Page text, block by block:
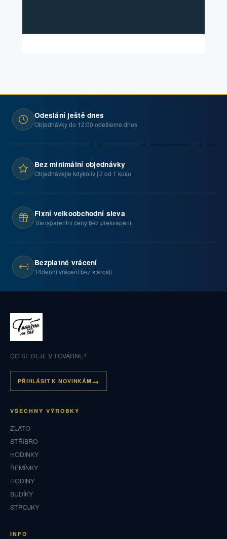
Odeslání ještě dnes
Objednávky do 12:00 odešleme dnes
Bez minimální objednávky
Objednávejte kdykoliv již od 1 kusu
Fixní velkoobchodní sleva
Transparentní ceny bez překvapení
Bezplatné vrácení
14denní vrácení bez starostí
CO SE DĚJE V TOVÁRNĚ?
PŘIHLÁSIT K NOVINKÁM
VŠECHNY VÝROBKY
ZLATO
STŘÍBRO
HODINKY
ŘEMÍNKY
HODINY
BUDÍKY
STROJKY
INFO